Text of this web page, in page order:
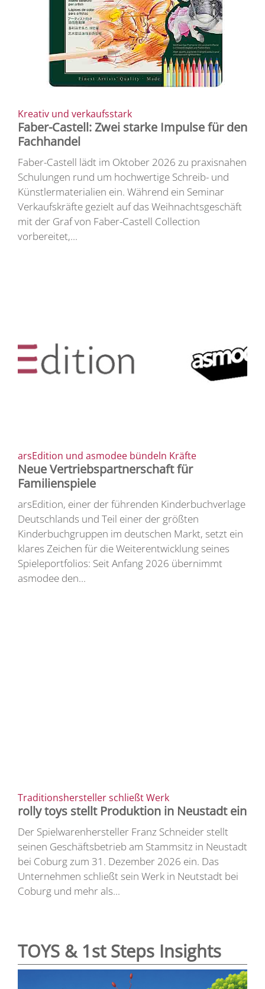
Kreativ und verkaufsstark
Faber-Castell: Zwei starke Impulse für den
Fachhandel
Faber-Castell lädt im Oktober 2026 zu praxisnahen
Schulungen rund um hochwertige Schreib- und
Künstlermaterialien ein. Während ein Seminar
Verkaufskräfte gezielt auf das Weihnachtsgeschäft
mit der Graf von Faber-Castell Collection
vorbereitet,...
arsEdition und asmodee bündeln Kräfte
Neue Vertriebspartnerschaft für
Familienspiele
arsEdition, einer der führenden Kinderbuchverlage
Deutschlands und Teil einer der größten
Kinderbuchgruppen im deutschen Markt, setzt ein
klares Zeichen für die Weiterentwicklung seines
Spieleportfolios: Seit Anfang 2026 übernimmt
asmodee den...
Traditionshersteller schließt Werk
rolly toys stellt Produktion in Neustadt ein
Der Spielwarenhersteller Franz Schneider stellt
seinen Geschäftsbetrieb am Stammsitz in Neustadt
bei Coburg zum 31. Dezember 2026 ein. Das
Unternehmen schließt sein Werk in Neutstadt bei
Coburg und mehr als...
TOYS & 1st Steps Insights